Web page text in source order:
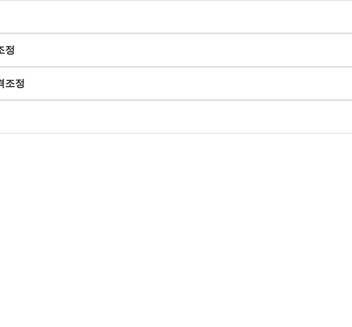
정
조정